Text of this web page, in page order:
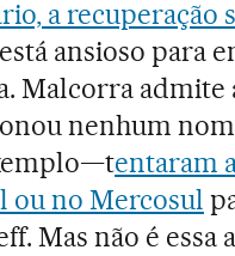
a recuperação
ansioso para
Malcorra admite
nenhum
entaram
ou no Mercosul
Mas não é essa